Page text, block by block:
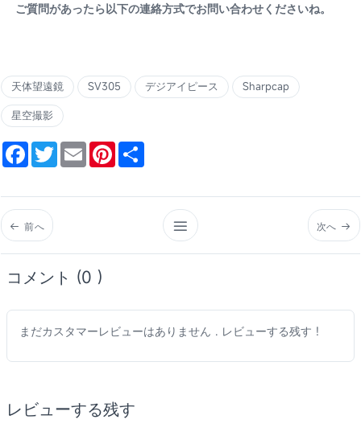
ご質問があったら以下の連絡方式でお問い合わせくださいね。
天体望遠鏡 SV305 デジアイピース
Sharpcap
星空撮影
FacebookTwitterEmail Pinterest
前へ 次へ
コメント (0 )
まだカスタマーレビューはありません . レビューする残す !
レビューする残す